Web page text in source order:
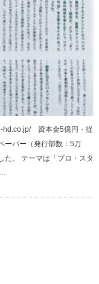
hd.co.jp/ 資本金5億円・従
ーパー（発行部数：5万
た。 テーマは「プロ・スタ
…